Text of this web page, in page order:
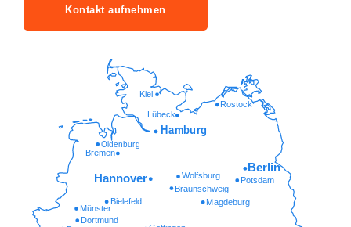
Kontakt aufnehmen
Dortmund
Münster
Magdeburg
Bielefeld
Braunschweig
Potsdam
Wolfsburg
Oldenburg
Lübeck
Rostock
Kiel
Hannover
Berlin
Bremen
Hamburg